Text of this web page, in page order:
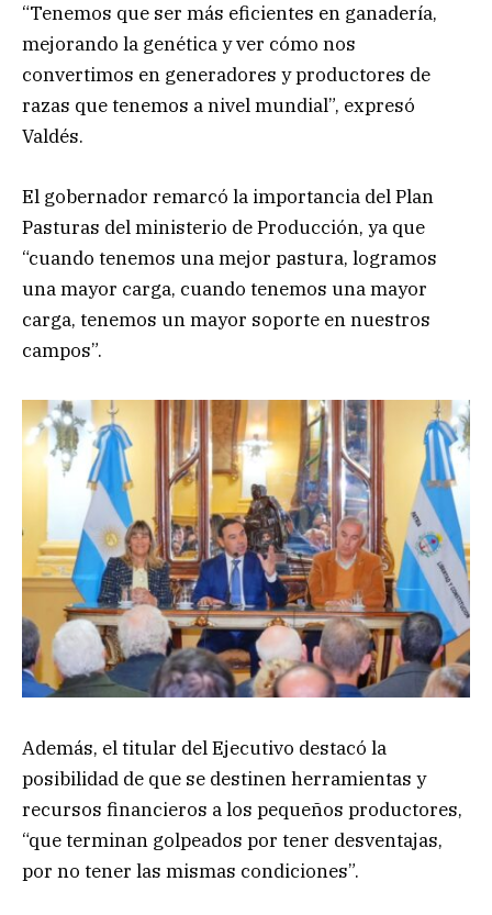
“Tenemos que ser más eficientes en ganadería,
mejorando la genética y ver cómo nos
convertimos en generadores y productores de
razas que tenemos a nivel mundial”, expresó
Valdés.
El gobernador remarcó la importancia del Plan
Pasturas del ministerio de Producción, ya que
“cuando tenemos una mejor pastura, logramos
una mayor carga, cuando tenemos una mayor
carga, tenemos un mayor soporte en nuestros
campos”.
Además, el titular del Ejecutivo destacó la
posibilidad de que se destinen herramientas y
recursos financieros a los pequeños productores,
“que terminan golpeados por tener desventajas,
por no tener las mismas condiciones”.